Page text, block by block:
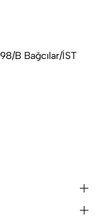
B Bağcılar/İST